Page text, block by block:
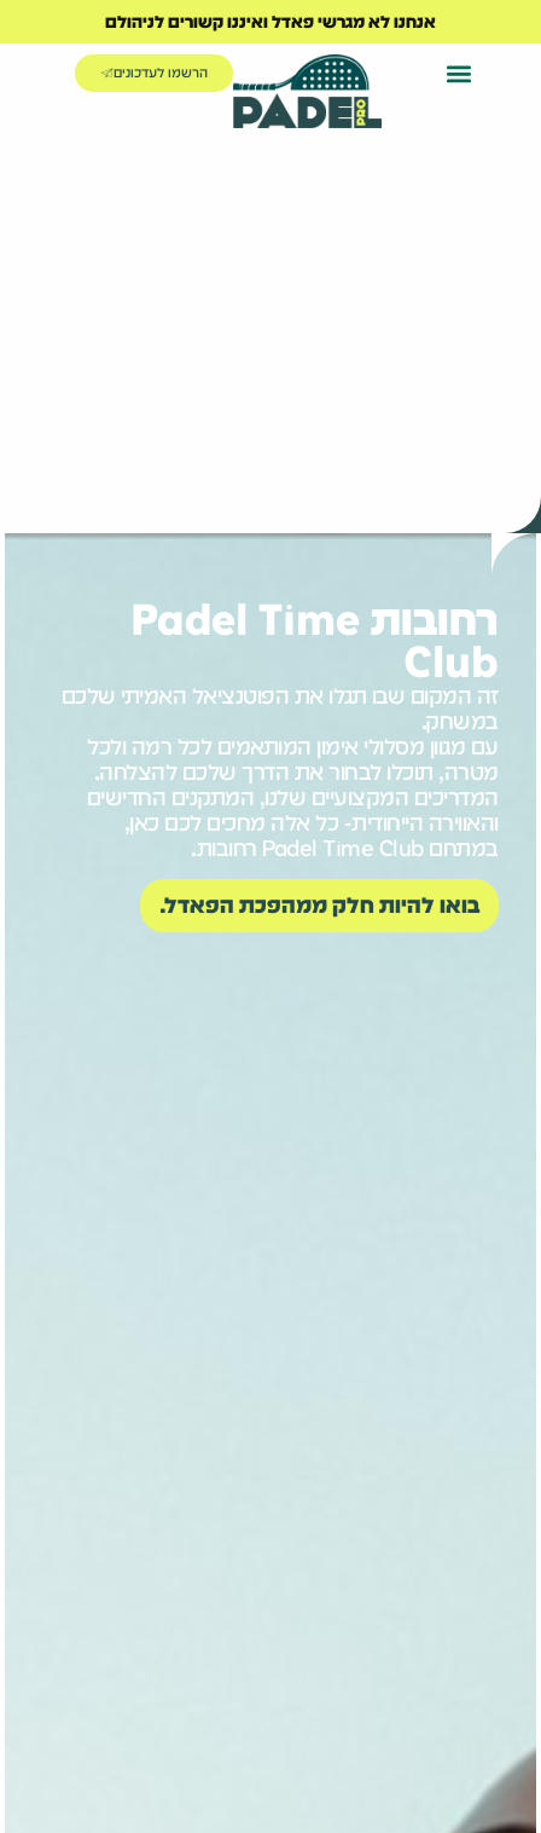
אנחנו לא מגרשי פאדל ואיננו קשורים לניהולם
הרשמו לעדכונים
רחובות Padel Time
Club
זה המקום שבו תגלו את הפוטנציאל האמיתי שלכם
במשחק.
עם מגוון מסלולי אימון המותאמים לכל רמה ולכל
מטרה, תוכלו לבחור את הדרך שלכם להצלחה.
המדריכים המקצועיים שלנו, המתקנים החדישים
והאווירה הייחודית- כל אלה מחכים לכם כאן,
במתחם Padel Time Club רחובות.
בואו להיות חלק ממהפכת הפאדל.